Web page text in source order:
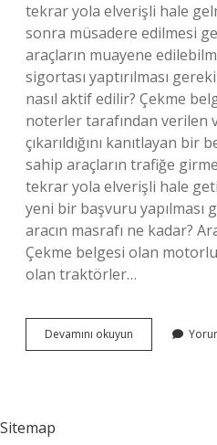
tekrar yola elverişli hale
sonra müsadere edilmesi
araçların muayene
sigortası yaptırılması
nasıl aktif edilir? Çekme
noterler tarafından verilen
çıkarıldığını kanıtlayan bir
sahip araçların trafiğe
tekrar yola elverişli hale
yeni bir başvuru yapılması
aracın masrafı ne kadar?
Çekme belgesi olan
olan traktörler…
Devamını okuyun
Belgeli
Sitemap